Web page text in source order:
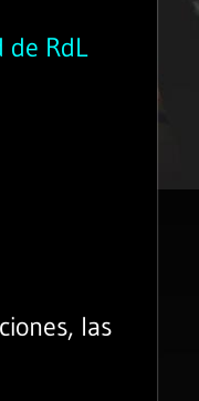
de RdL
las